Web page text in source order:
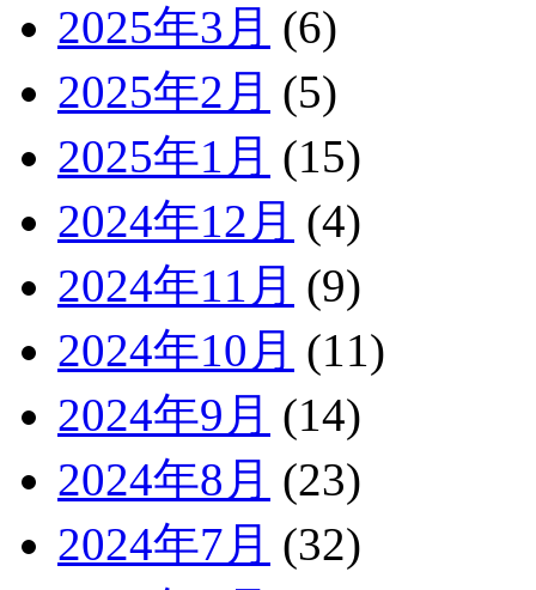
2025年3月 (6)
2025年2月 (5)
2025年1月 (15)
2024年12月 (4)
2024年11月 (9)
2024年10月 (11)
2024年9月 (14)
2024年8月 (23)
2024年7月 (32)